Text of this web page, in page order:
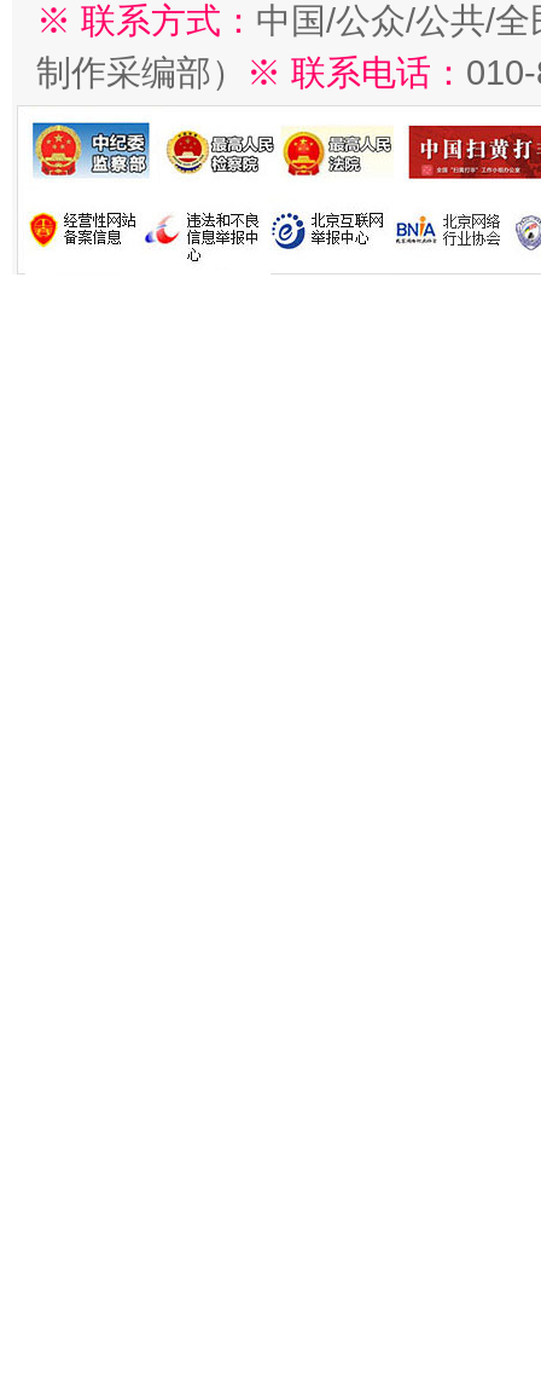
※ 联系方式： 中国/公众/公共/
制作采编部）
※ 联系电话：